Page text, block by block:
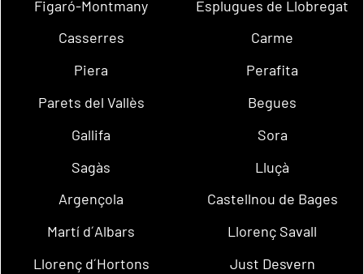
Figaró-Montmany
Esplugues de Llobregat
Casserres
Carme
Piera
Perafita
Parets del Vallès
Begues
Gallifa
Sora
Sagàs
Lluçà
Argençola
Castellnou de Bages
Martí d´Albars
Llorenç Savall
Llorenç d´Hortons
Just Desvern